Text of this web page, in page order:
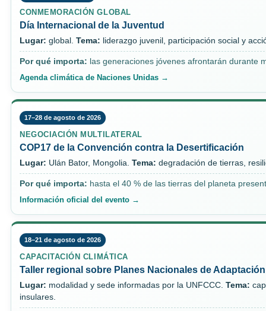
CONMEMORACIÓN GLOBAL
Día Internacional de la Juventud
Lugar: global. Tema: liderazgo juvenil, participación social y
Por qué importa: las generaciones jóvenes afrontarán durante
Agenda climática de Naciones Unidas →
17–28 de agosto de 2026
NEGOCIACIÓN MULTILATERAL
COP17 de la Convención contra la Desertificación
Lugar: Ulán Bator, Mongolia. Tema: degradación de tierras,
Por qué importa: hasta el 40 % de las tierras del planeta
Información oficial del evento →
18–21 de agosto de 2026
CAPACITACIÓN CLIMÁTICA
Taller regional sobre Planes Nacionales de Adaptación
Lugar: modalidad y sede informadas por la UNFCCC. Tema:
insulares.